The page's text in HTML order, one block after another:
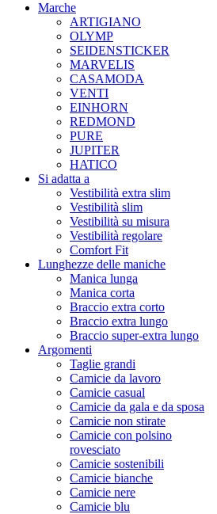
Marche
ARTIGIANO
OLYMP
SEIDENSTICKER
MARVELIS
CASAMODA
VENTI
EINHORN
REDMOND
PURE
JUPITER
HATICO
Si adatta a
Vestibilità extra slim
Vestibilità slim
Vestibilità su misura
Vestibilità regolare
Comfort Fit
Lunghezze delle maniche
Manica lunga
Manica corta
Braccio extra corto
Braccio extra lungo
Braccio super-extra lungo
Argomenti
Taglie grandi
Camicie da lavoro
Camicie casual
Camicie da gala e da sposa
Camicie non stirate
Camicie con polsino
rovesciato
Camicie sostenibili
Camicie bianche
Camicie nere
Camicie blu